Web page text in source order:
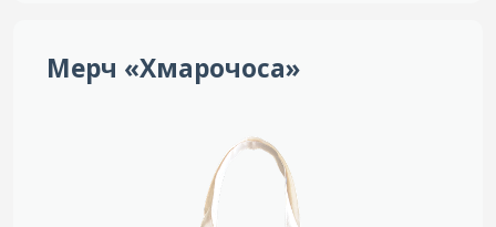
Мерч «Хмарочоса»